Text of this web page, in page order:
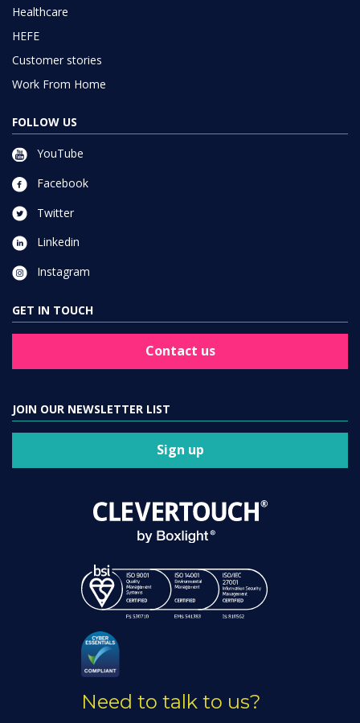
Healthcare
HEFE
Customer stories
Work From Home
FOLLOW US
YouTube
Facebook
Twitter
Linkedin
Instagram
GET IN TOUCH
Contact us
JOIN OUR NEWSLETTER LIST
Sign up
Need to talk to us?